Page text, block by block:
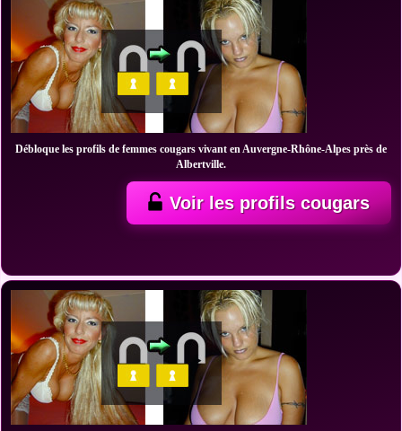
Débloque les profils de femmes cougars vivant en Auvergne-Rhône-Alpes près de
Albertville.
Voir les profils cougars